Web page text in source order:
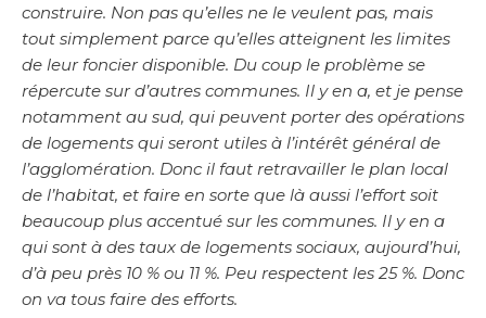
construire. Non pas qu’elles ne le veulent pas, mais
tout simplement parce qu’elles atteignent les limites
de leur foncier disponible. Du coup le problème se
répercute sur d’autres communes. Il y en a, et je pense
notamment au sud, qui peuvent porter des opérations
de logements qui seront utiles à l’intérêt général de
l’agglomération. Donc il faut retravailler le plan local
de l’habitat, et faire en sorte que là aussi l’effort soit
beaucoup plus accentué sur les communes. Il y en a
qui sont à des taux de logements sociaux, aujourd’hui,
d’à peu près 10 % ou 11 %. Peu respectent les 25 %. Donc
on va tous faire des efforts.